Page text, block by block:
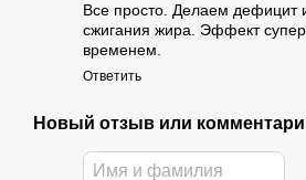
Все просто. Делаем дефицит
сжигания жира. Эффект
временем.
Ответить
Новый отзыв или